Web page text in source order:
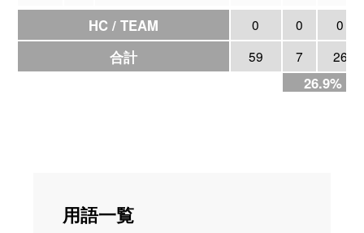
HC / TEAM 0 0 0
合計 59 7 26
26.9%
用語一覧